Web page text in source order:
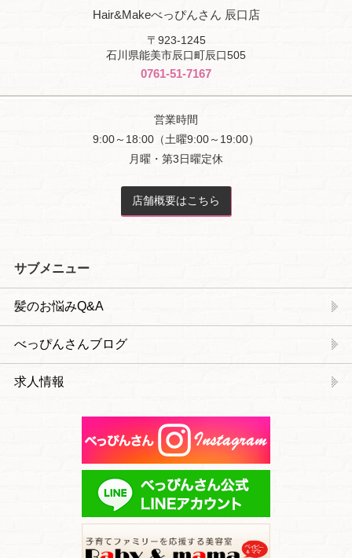
Hair&Makeべっぴんさん 辰口店
〒923-1245
石川県能美市辰口町辰口505
0761-51-7167
営業時間
9:00～18:00（土曜9:00～19:00）
月曜・第3日曜定休
店舗概要はこちら
サブメニュー
髪のお悩みQ&A
べっぴんさんブログ
求人情報